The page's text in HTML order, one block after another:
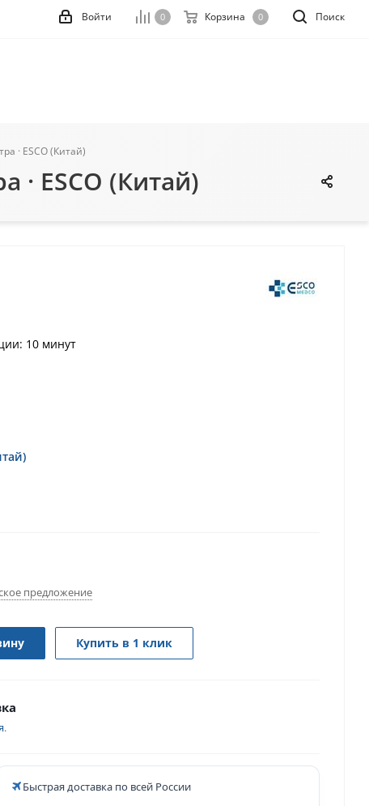
Поиск
0 Корзина 0
Войти
· ESCO (Китай)
ESCO (Китай)
10 минут
предложение
Купить в 1 клик
.
Быстрая доставка по всей России